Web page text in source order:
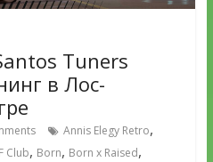
Tuners
в Лос-
Annis Elegy Retro,
Club, Born, Born x Raised,